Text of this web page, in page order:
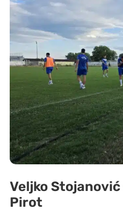
Veljko
Pirot